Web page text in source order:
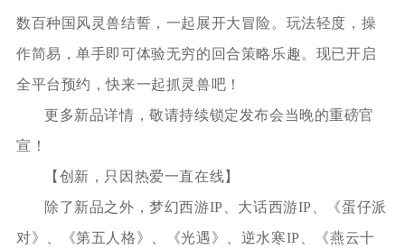
数百种国风灵兽结誓，一起展开大冒险。玩法轻度，操
作简易，单手即可体验无穷的回合策略乐趣。现已开启
全平台预约，快来一起抓灵兽吧！
更多新品详情，敬请持续锁定发布会当晚的重磅官
宣！
【创新，只因热爱一直在线】
除了新品之外，梦幻西游IP、大话西游IP、《蛋仔派
对》、《第五人格》、《光遇》、逆水寒IP、《燕云十